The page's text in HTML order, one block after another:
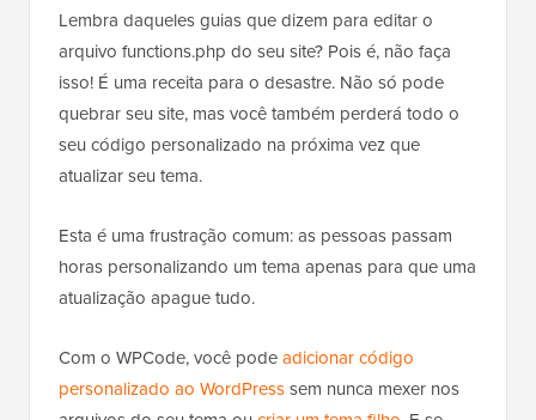
Lembra daqueles guias que dizem para editar o
arquivo functions.php do seu site? Pois é, não faça
isso! É uma receita para o desastre. Não só pode
quebrar seu site, mas você também perderá todo o
seu código personalizado na próxima vez que
atualizar seu tema.
Esta é uma frustração comum: as pessoas passam
horas personalizando um tema apenas para que uma
atualização apague tudo.
Com o WPCode, você podeadicionar código
personalizado ao WordPresssem nunca mexer nos